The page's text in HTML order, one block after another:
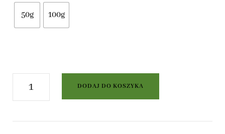
50g 100g
ilość
Czerwona
herbata
DODAJ DO KOSZYKA